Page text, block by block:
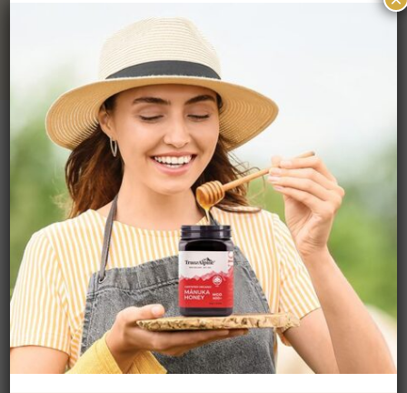
Neuseeländischen
HONIG - DAS
ALLERBESTE
Von Neuseeland in die Welt. Hier
bei TranzAlpineHoney kümmern
wir uns um jeden Aspekt
unseres Herstellungsprozesses,
damit Sie den allerbesten Bio
Honig bekommen. Als Ergebnis
wird unser Premium-Bio Honig